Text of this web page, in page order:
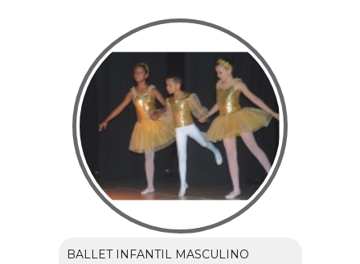
BALLET INFANTIL MASCULINO